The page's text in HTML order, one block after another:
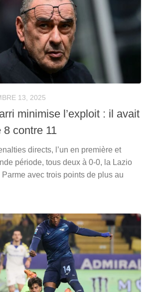
13, 2025
minimise l’exploit : il avait
8 contre 11
directs, l’un en première et
période, tous deux à 0-0, la Lazio
avec trois points de plus au